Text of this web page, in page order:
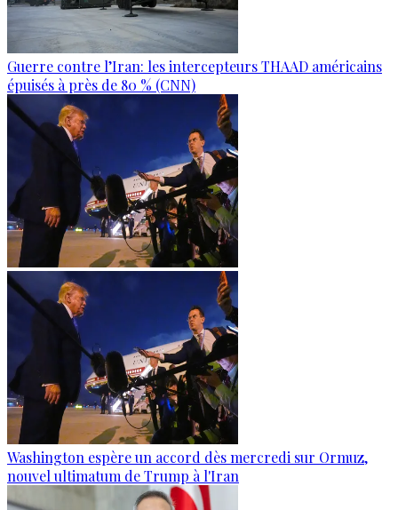
Guerre contre l’Iran: les intercepteurs THAAD américains
épuisés à près de 80 % (CNN)
Washington espère un accord dès mercredi sur Ormuz,
nouvel ultimatum de Trump à l'Iran